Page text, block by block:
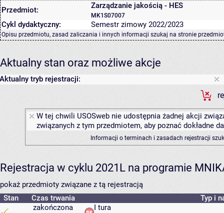
Przedmiot: Zarządzanie jakością - HES
MK1S07007
Cykl dydaktyczny: Semestr zimowy 2022/2023
Opisu przedmiotu, zasad zaliczania i innych informacji szukaj na stronie
Aktualny stan oraz możliwe akcje
Aktualny tryb rejestracji:
W tej chwili USOSweb nie udostępnia żadnej akcji
związanych z tym przedmiotem, aby poznać dokładne
Informacji o terminach i zasadach rejestracji
Rejestracja w cyklu 2021L na programie
pokaż przedmioty związane z tą rejestracją
Stan
Czas trwania
Typ i
zakończona
I tura